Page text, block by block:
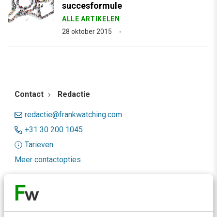
succesformule
ALLE ARTIKELEN
28 oktober 2015
Contact Redactie
redactie@frankwatching.com
+31 30 200 1045
Tarieven
Meer contactopties
Frankwatching
Adverteren